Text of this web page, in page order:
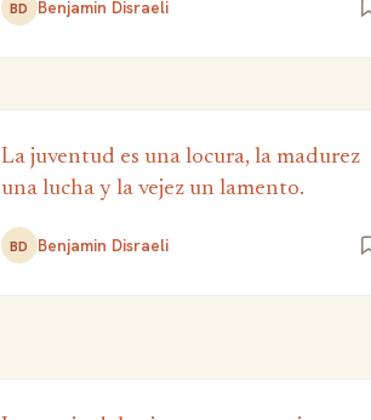
BD Benjamin Disraeli
La juventud es una locura, la madurez
una lucha y la vejez un lamento.
BD Benjamin Disraeli